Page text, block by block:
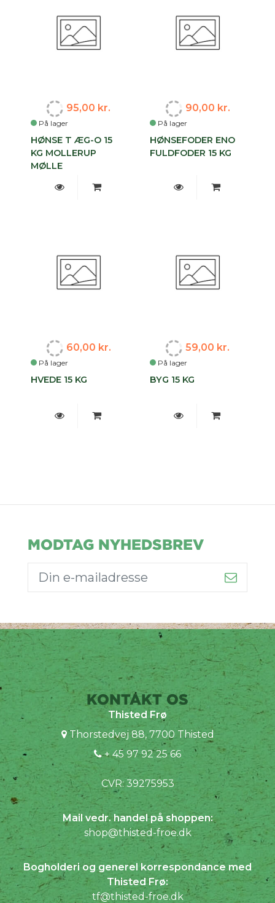
På lager
95,00 kr.
HØNSE T ÆG-O 15
KG MOLLERUP
MØLLE
På lager
90,00 kr.
HØNSEFODER ENO
FULDFODER 15 KG
På lager
60,00 kr.
HVEDE 15 KG
På lager
59,00 kr.
BYG 15 KG
MODTAG NYHEDSBREV
KONTAKT OS
Thisted Frø
Thorstedvej 88, 7700 Thisted
+ 45 97 92 25 66
CVR: 39275953
Mail vedr. handel på shoppen:
shop@thisted-froe.dk
Bogholderi og generel korrespondance med
Thisted Frø:
tf@thisted-froe.dk